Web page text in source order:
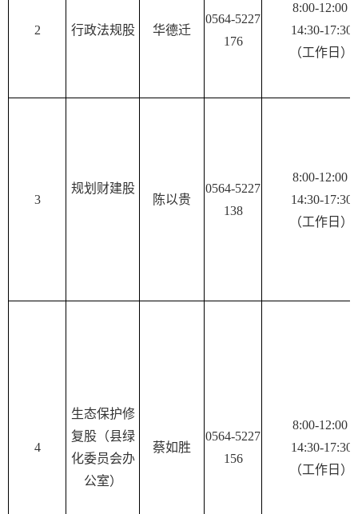
2 行政法规股 华德迁
0564-5227
176
8:00-12:00
14:30-17:30
（工作日）
3
规划财建股
陈以贵
0564-5227
138
8:00-12:00
14:30-17:30
（工作日）
4
生态保护修
复股（县绿
化委员会办
公室）
蔡如胜
0564-5227
156
8:00-12:00
14:30-17:30
（工作日）